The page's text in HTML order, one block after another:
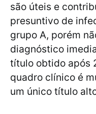
são úteis e
presuntivo de
grupo A, porém
diagnóstico
título obtido após
quadro clínico é
um único título